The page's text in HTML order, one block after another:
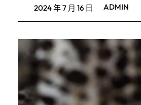
2024 年 7 月 16 日 ADMIN